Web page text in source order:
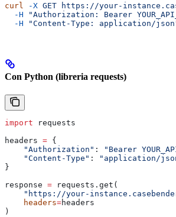
curl -X GET https://your-
  -H
"Authorization: Bearer
  -H
"Content-Type: application/
Con Python (libreria requests)
import requests
headers = {
    "Authorization"
: "Bearer
    "Content-Type"
:
"application/
}
response = requests.get(
"https://your-
    headers
=headers
)